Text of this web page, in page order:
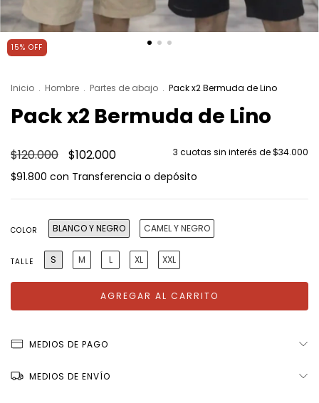
15% OFF
Inicio . Hombre . Partes de abajo . Pack x2 Bermuda de Lino
Pack x2 Bermuda de Lino
$120.000 $102.000 3 cuotas sin interés de$34.000
$91.800 con Transferencia o depósito
COLOR BLANCO Y NEGRO CAMEL Y NEGRO
TALLE S M L XL XXL
MEDIOS DE PAGO
MEDIOS DE ENVÍO